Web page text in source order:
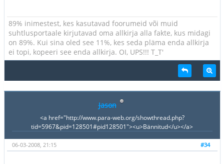
89% inimestest, kes kasutavad foorumeid või muid
suhtlusportaale kirjutavad oma allkirja alla fakte, kus midagi
on 89%. Kui sina oled see 11%, kes seda pläma enda allkirja
ei topi, kopeeri see enda allkirja. OI, UPS!!! T_T'
Jason
<a href="http://www.para-web.org/showthread.php?
tid=5967&pid=128501#pid128501"><u>Bännitud</u></a>
#34
06-03-2008, 21:15